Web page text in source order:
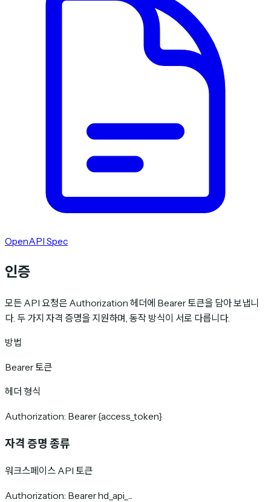
OpenAPI Spec
인증
모든 API 요청은 Authorization 헤더에 Bearer 토큰을 담아 보냅니
다. 두 가지 자격 증명을 지원하며, 동작 방식이 서로 다릅니다.
방법
Bearer 토큰
헤더 형식
Authorization: Bearer {access_token}
자격 증명 종류
워크스페이스 API 토큰
Authorization: Bearer hd_api_...